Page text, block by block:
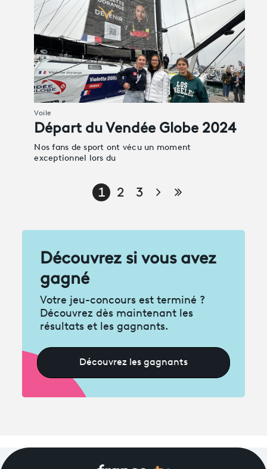
Voile
Départ du Vendée Globe 2024
Nos fans de sport ont vécu un moment
exceptionnel lors du
1 2 3 Page suivante
Dernière page
Découvrez si vous avez
gagné
Votre jeu-concours est terminé ?
Découvrez dès maintenant les
résultats et les gagnants.
Découvrez les gagnants